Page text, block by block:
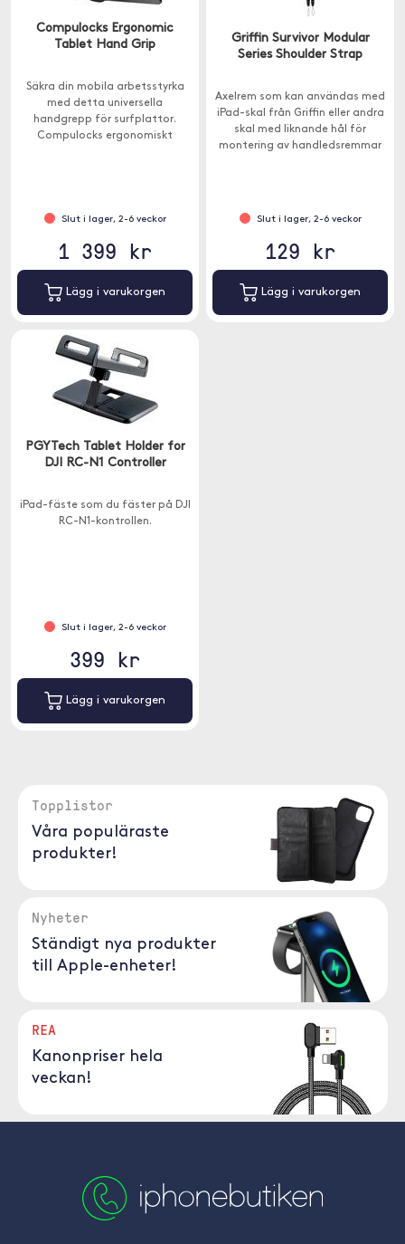
Compulocks Ergonomic
Tablet Hand Grip
Säkra din mobila arbetsstyrka
med detta universella
handgrepp för surfplattor.
Compulocks ergonomiskt
Slut i lager, 2-6 veckor
1 399 kr
Lägg i varukorgen
Griffin Survivor Modular
Series Shoulder Strap
Axelrem som kan användas med
iPad-skal från Griffin eller andra
skal med liknande hål för
montering av handledsremmar
Slut i lager, 2-6 veckor
129 kr
Lägg i varukorgen
PGYTech Tablet Holder for
DJI RC-N1 Controller
iPad-fäste som du fäster på DJI
RC-N1-kontrollen.
Slut i lager, 2-6 veckor
399 kr
Lägg i varukorgen
Topplistor
Våra populäraste
produkter!
Nyheter
Ständigt nya produkter
till Apple-enheter!
REA
Kanonpriser hela
veckan!